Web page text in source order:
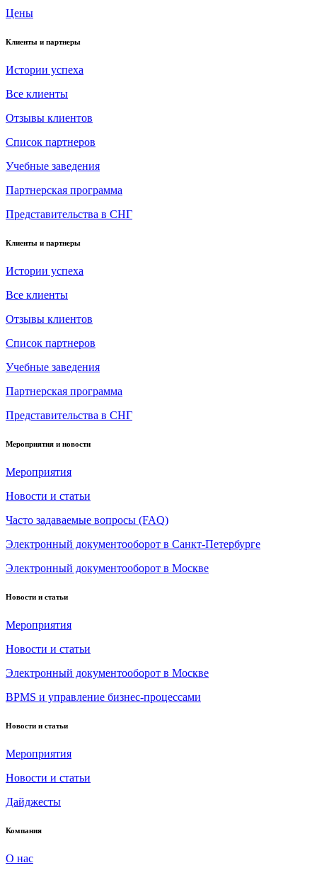
Цены
Клиенты и партнеры
Истории успеха
Все клиенты
Отзывы клиентов
Список партнеров
Учебные заведения
Партнерская программа
Представительства в СНГ
Клиенты и партнеры
Истории успеха
Все клиенты
Отзывы клиентов
Список партнеров
Учебные заведения
Партнерская программа
Представительства в СНГ
Мероприятия и новости
Мероприятия
Новости и статьи
Часто задаваемые вопросы (FAQ)
Электронный документооборот в Санкт-Петербурге
Электронный документооборот в Москве
Новости и статьи
Мероприятия
Новости и статьи
Электронный документооборот в Москве
BPMS и управление бизнес-процессами
Новости и статьи
Мероприятия
Новости и статьи
Дайджесты
Компания
О нас